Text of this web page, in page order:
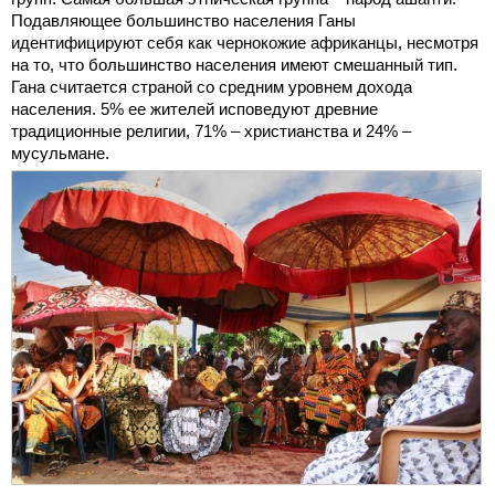
Подавляющее большинство населения Ганы
идентифицируют себя как чернокожие африканцы, несмотря
на то, что большинство населения имеют смешанный тип.
Гана считается страной со средним уровнем дохода
населения. 5% ее жителей исповедуют древние
традиционные религии, 71% – христианства и 24% –
мусульмане.